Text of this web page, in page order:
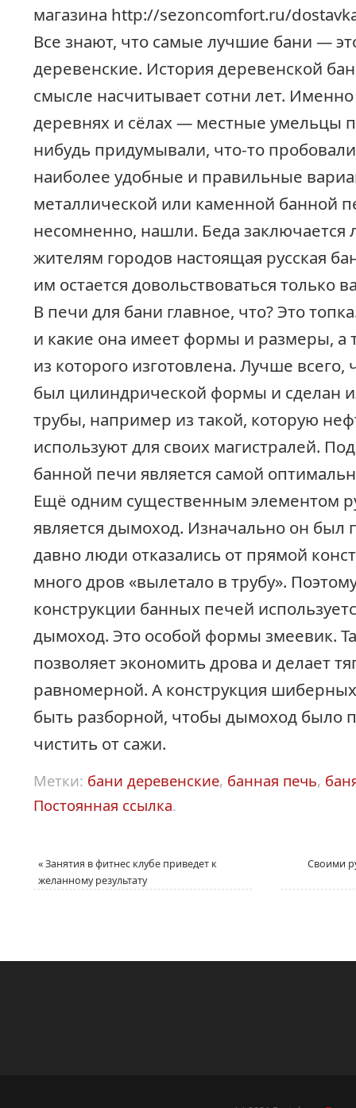
магазина http://sezoncomfort.ru/
Все знают, что самые лучшие бани —
деревенские. История деревенской
смысле насчитывает сотни лет.
деревнях и сёлах — местные умельцы
нибудь придумывали, что-то
наиболее удобные и правильные
металлической или каменной банной
несомненно, нашли. Беда заключается
жителям городов настоящая русская
им остается довольствоваться только
В печи для бани главное, что? Это
и какие она имеет формы и размеры, а
из которого изготовлена. Лучше всего,
был цилиндрической формы и сделан
трубы, например из такой, которую
используют для своих магистралей.
банной печи является самой
Ещё одним существенным элементом
является дымоход. Изначально он был
давно люди отказались от прямой
много дров «вылетало в трубу».
конструкции банных печей
дымоход. Это особой формы змеевик.
позволяет экономить дрова и делает
равномерной. А конструкция
быть разборной, чтобы дымоход было
чистить от сажи.
Метки: бани деревенские, банная печь,
Постоянная ссылка.
«Занятия в фитнес клубе приведет к
желанному результату
Своими